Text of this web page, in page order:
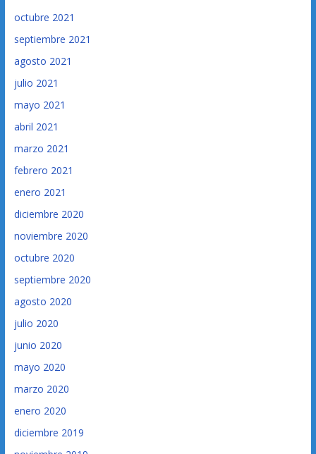
octubre 2021
septiembre 2021
agosto 2021
julio 2021
mayo 2021
abril 2021
marzo 2021
febrero 2021
enero 2021
diciembre 2020
noviembre 2020
octubre 2020
septiembre 2020
agosto 2020
julio 2020
junio 2020
mayo 2020
marzo 2020
enero 2020
diciembre 2019